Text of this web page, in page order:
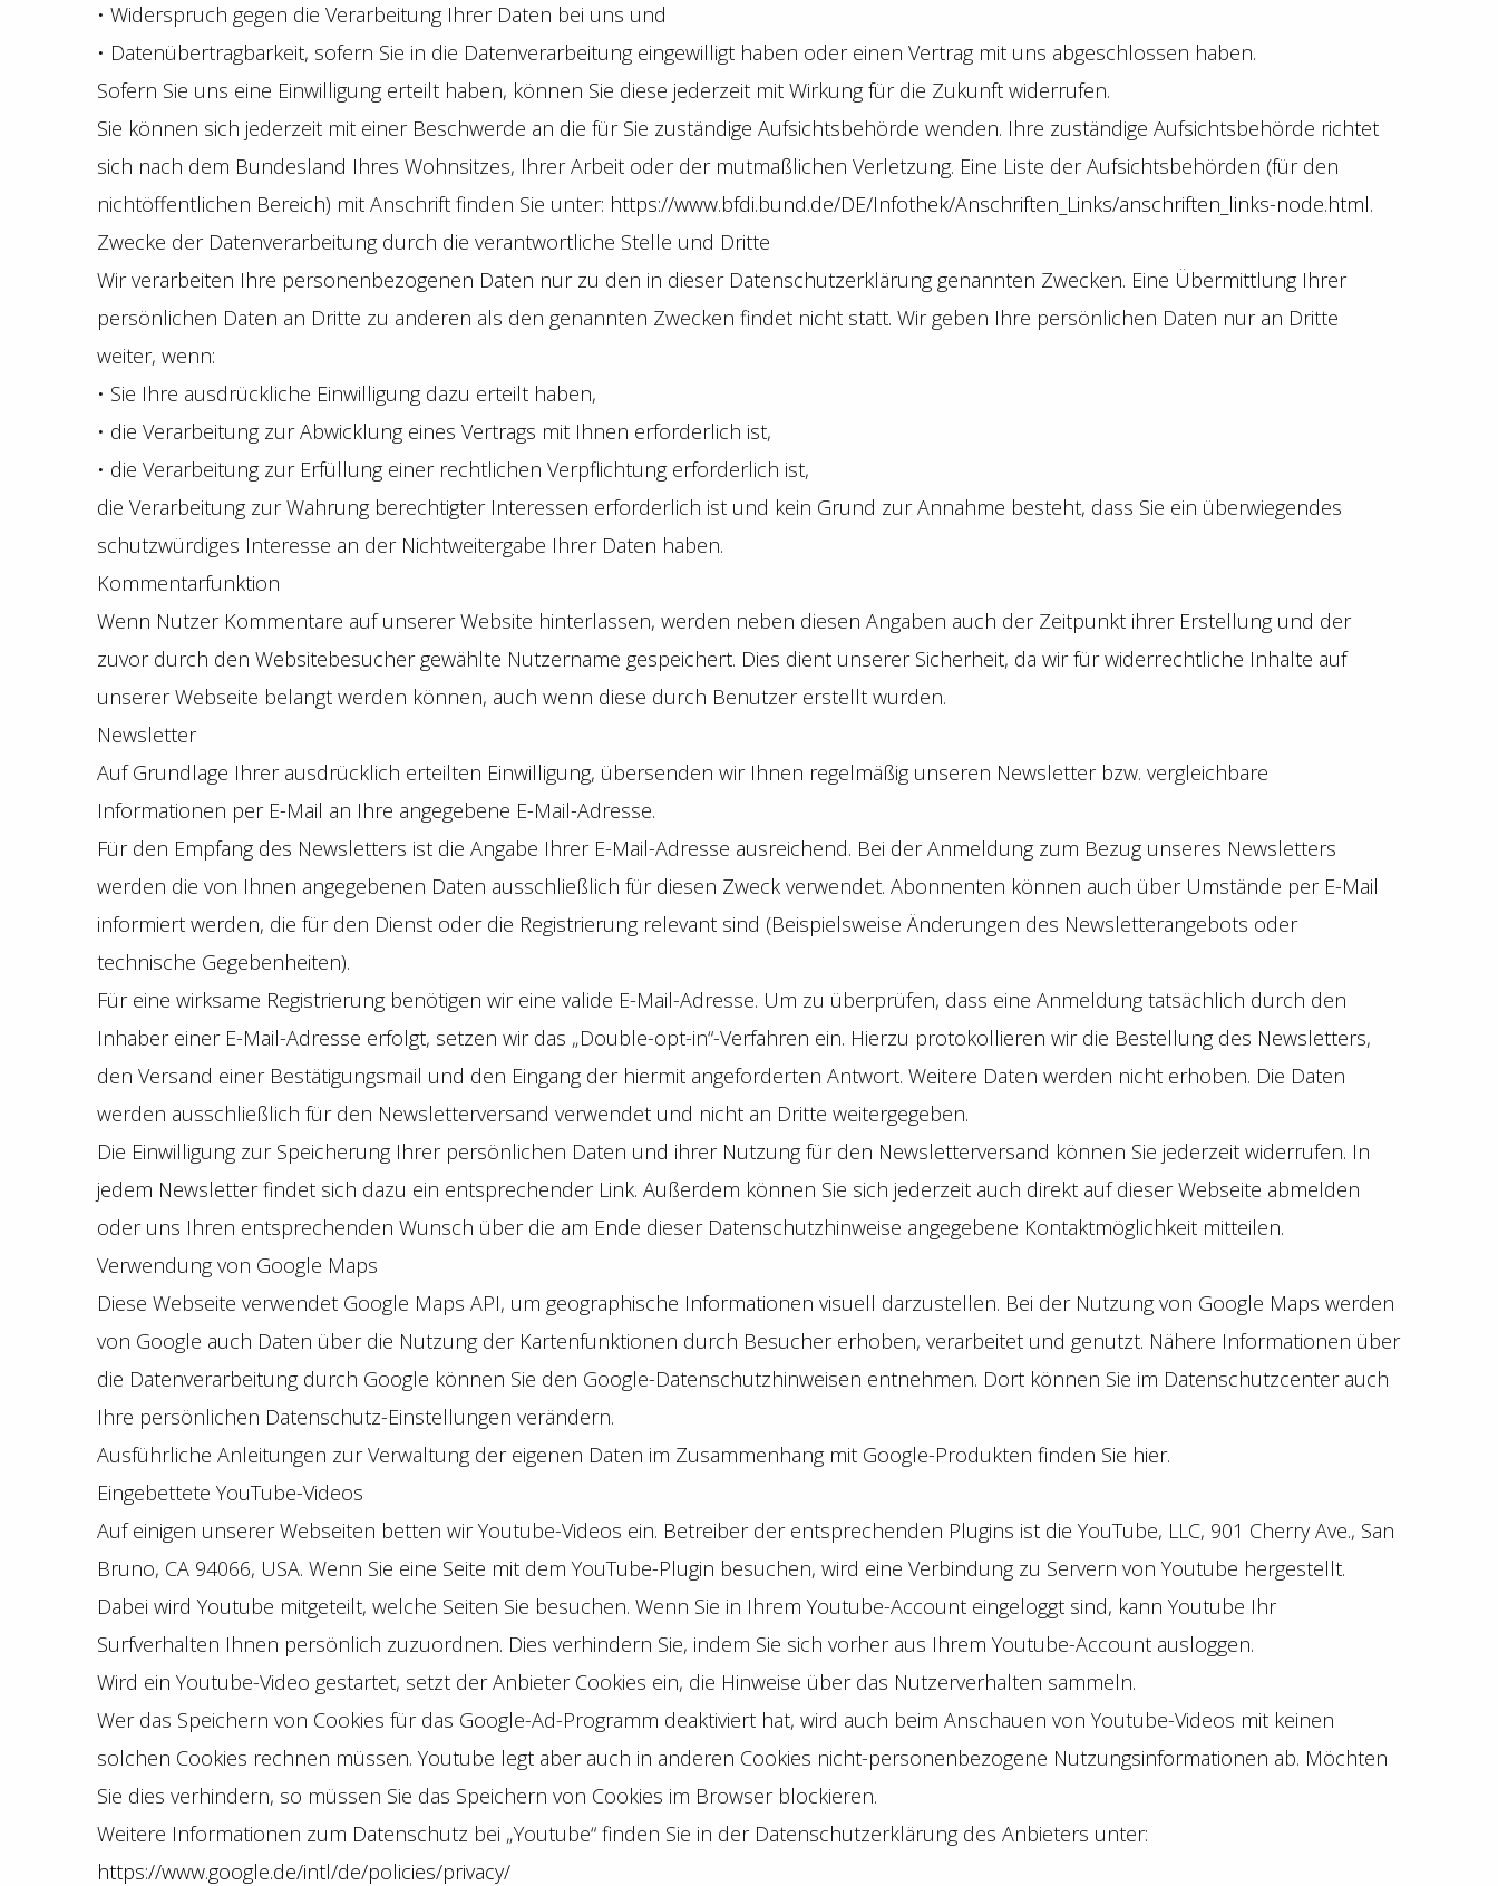
• Widerspruch gegen die Verarbeitung Ihrer Daten bei uns und
• Datenübertragbarkeit, sofern Sie in die Datenverarbeitung eingewilligt haben oder einen Vertrag mit uns abgeschlossen haben.
Sofern Sie uns eine Einwilligung erteilt haben, können Sie diese jederzeit mit Wirkung für die Zukunft widerrufen.
Sie können sich jederzeit mit einer Beschwerde an die für Sie zuständige Aufsichtsbehörde wenden. Ihre zuständige Aufsichtsbehörde richtet
sich nach dem Bundesland Ihres Wohnsitzes, Ihrer Arbeit oder der mutmaßlichen Verletzung. Eine Liste der Aufsichtsbehörden (für den
nichtöffentlichen Bereich) mit Anschrift finden Sie unter: https://www.bfdi.bund.de/DE/Infothek/Anschriften_Links/anschriften_links-node.html.
Zwecke der Datenverarbeitung durch die verantwortliche Stelle und Dritte
Wir verarbeiten Ihre personenbezogenen Daten nur zu den in dieser Datenschutzerklärung genannten Zwecken. Eine Übermittlung Ihrer
persönlichen Daten an Dritte zu anderen als den genannten Zwecken findet nicht statt. Wir geben Ihre persönlichen Daten nur an Dritte
weiter, wenn:
• Sie Ihre ausdrückliche Einwilligung dazu erteilt haben,
• die Verarbeitung zur Abwicklung eines Vertrags mit Ihnen erforderlich ist,
• die Verarbeitung zur Erfüllung einer rechtlichen Verpflichtung erforderlich ist,
die Verarbeitung zur Wahrung berechtigter Interessen erforderlich ist und kein Grund zur Annahme besteht, dass Sie ein überwiegendes
schutzwürdiges Interesse an der Nichtweitergabe Ihrer Daten haben.
Kommentarfunktion
Wenn Nutzer Kommentare auf unserer Website hinterlassen, werden neben diesen Angaben auch der Zeitpunkt ihrer Erstellung und der
zuvor durch den Websitebesucher gewählte Nutzername gespeichert. Dies dient unserer Sicherheit, da wir für widerrechtliche Inhalte auf
unserer Webseite belangt werden können, auch wenn diese durch Benutzer erstellt wurden.
Newsletter
Auf Grundlage Ihrer ausdrücklich erteilten Einwilligung, übersenden wir Ihnen regelmäßig unseren Newsletter bzw. vergleichbare
Informationen per E-Mail an Ihre angegebene E-Mail-Adresse.
Für den Empfang des Newsletters ist die Angabe Ihrer E-Mail-Adresse ausreichend. Bei der Anmeldung zum Bezug unseres Newsletters
werden die von Ihnen angegebenen Daten ausschließlich für diesen Zweck verwendet. Abonnenten können auch über Umstände per E-Mail
informiert werden, die für den Dienst oder die Registrierung relevant sind (Beispielsweise Änderungen des Newsletterangebots oder
technische Gegebenheiten).
Für eine wirksame Registrierung benötigen wir eine valide E-Mail-Adresse. Um zu überprüfen, dass eine Anmeldung tatsächlich durch den
Inhaber einer E-Mail-Adresse erfolgt, setzen wir das „Double-opt-in“-Verfahren ein. Hierzu protokollieren wir die Bestellung des Newsletters,
den Versand einer Bestätigungsmail und den Eingang der hiermit angeforderten Antwort. Weitere Daten werden nicht erhoben. Die Daten
werden ausschließlich für den Newsletterversand verwendet und nicht an Dritte weitergegeben.
Die Einwilligung zur Speicherung Ihrer persönlichen Daten und ihrer Nutzung für den Newsletterversand können Sie jederzeit widerrufen. In
jedem Newsletter findet sich dazu ein entsprechender Link. Außerdem können Sie sich jederzeit auch direkt auf dieser Webseite abmelden
oder uns Ihren entsprechenden Wunsch über die am Ende dieser Datenschutzhinweise angegebene Kontaktmöglichkeit mitteilen.
Verwendung von Google Maps
Diese Webseite verwendet Google Maps API, um geographische Informationen visuell darzustellen. Bei der Nutzung von Google Maps werden
von Google auch Daten über die Nutzung der Kartenfunktionen durch Besucher erhoben, verarbeitet und genutzt. Nähere Informationen über
die Datenverarbeitung durch Google können Sie den Google-Datenschutzhinweisen entnehmen. Dort können Sie im Datenschutzcenter auch
Ihre persönlichen Datenschutz-Einstellungen verändern.
Ausführliche Anleitungen zur Verwaltung der eigenen Daten im Zusammenhang mit Google-Produkten finden Sie hier.
Eingebettete YouTube-Videos
Auf einigen unserer Webseiten betten wir Youtube-Videos ein. Betreiber der entsprechenden Plugins ist die YouTube, LLC, 901 Cherry Ave., San
Bruno, CA 94066, USA. Wenn Sie eine Seite mit dem YouTube-Plugin besuchen, wird eine Verbindung zu Servern von Youtube hergestellt.
Dabei wird Youtube mitgeteilt, welche Seiten Sie besuchen. Wenn Sie in Ihrem Youtube-Account eingeloggt sind, kann Youtube Ihr
Surfverhalten Ihnen persönlich zuzuordnen. Dies verhindern Sie, indem Sie sich vorher aus Ihrem Youtube-Account ausloggen.
Wird ein Youtube-Video gestartet, setzt der Anbieter Cookies ein, die Hinweise über das Nutzerverhalten sammeln.
Wer das Speichern von Cookies für das Google-Ad-Programm deaktiviert hat, wird auch beim Anschauen von Youtube-Videos mit keinen
solchen Cookies rechnen müssen. Youtube legt aber auch in anderen Cookies nicht-personenbezogene Nutzungsinformationen ab. Möchten
Sie dies verhindern, so müssen Sie das Speichern von Cookies im Browser blockieren.
Weitere Informationen zum Datenschutz bei „Youtube“ finden Sie in der Datenschutzerklärung des Anbieters unter:
https://www.google.de/intl/de/policies/privacy/